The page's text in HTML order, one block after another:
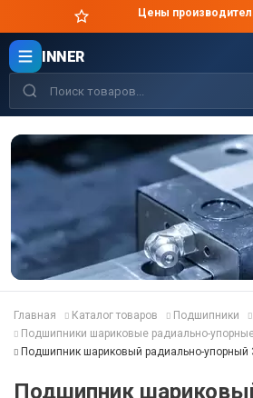
Цены
INNER
Главная Каталог товаров Подшипники
Подшипники шариковые радиально-упорные
Подшипник шариковый радиально-упорный
Подшипник